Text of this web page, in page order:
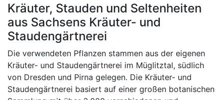
Kräuter, Stauden und Seltenheiten
aus Sachsens Kräuter- und
Staudengärtnerei
Die verwendeten Pflanzen stammen aus der eigenen
Kräuter- und Staudengärtnerei im Müglitztal, südlich
von Dresden und Pirna gelegen. Die Kräuter- und
Staudengärtnerei basiert auf einer großen botanischen